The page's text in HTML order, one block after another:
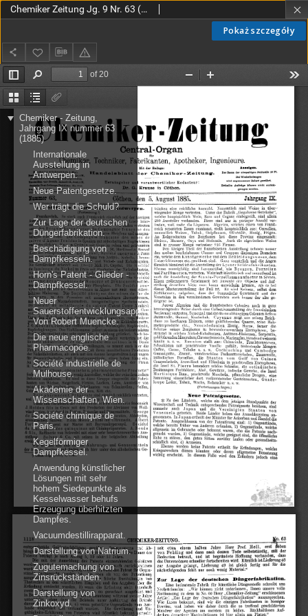
Pokaż szczegóły
Chemiker Zeitung Jg. 9 Nr. 63 (1885)